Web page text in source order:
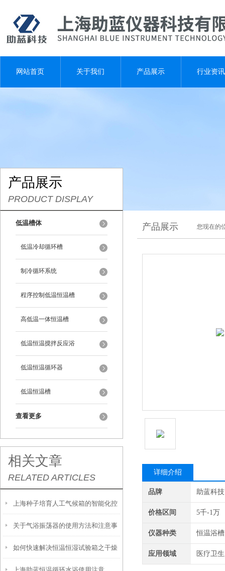
网站首页 关于我们 产品展示 行业资讯
产品展示
PRODUCT DISPLAY
低温槽体
低温冷却循环槽
制冷循环系统
程序控制低温恒温槽
高低温一体恒温槽
低温恒温搅拌反应浴
低温恒温循环器
低温恒温槽
查看更多
相关文章
RELATED ARTICLES
上海种子培育人工气候箱的智能化控
制技术和功能特性
关于气浴振荡器的使用方法和注意事
项
如何快速解决恒温恒湿试验箱之干燥
产品展示 您现在的
详细介绍
品牌 助蓝科技
价格区间 5千-1万
仪器种类 恒温浴槽
应用领域 医疗卫